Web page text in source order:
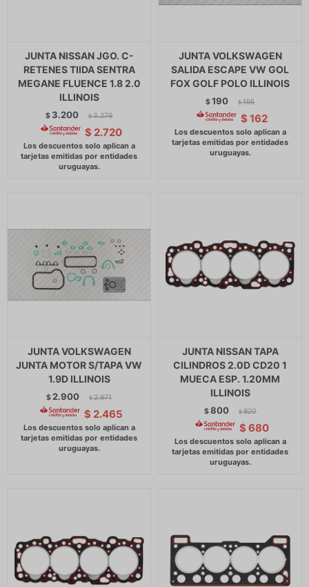
JUNTA NISSAN JGO. C-
RETENES TIIDA SENTRA
MEGANE FLUENCE 1.8 2.0
ILLINOIS
$ 3.200 $ 3.279
$ 2.720
JUNTA VOLKSWAGEN
SALIDA ESCAPE VW GOL
FOX GOLF POLO ILLINOIS
$190 $ 195
$ 162
JUNTA VOLKSWAGEN
JUNTA MOTOR S/TAPA VW
1.9D ILLINOIS
$ 2.900 $ 2.971
$ 2.465
JUNTA NISSAN TAPA
CILINDROS 2.0D CD20 1
MUECA ESP. 1.20MM
ILLINOIS
$800 $ 820
$ 680